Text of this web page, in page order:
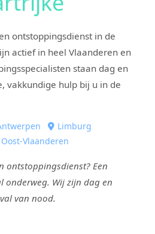
ontstoppingsdienst in de
actief in heel Vlaanderen en
staan dag en
vakkundige hulp bij u in de
Limburg
Oost-Vlaanderen
ontstoppingsdienst? Een
onderweg. Wij zijn dag en
van nood.